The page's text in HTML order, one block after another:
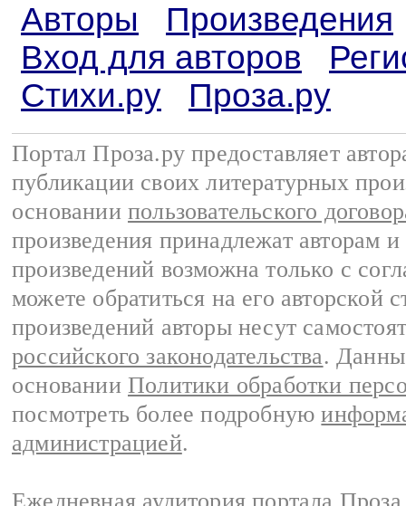
Авторы
Произведения
Вход для авторов
Стихи.ру
Проза.ру
Портал Проза.ру предоставляет
публикации своих литературных
основании пользовательского
произведения принадлежат авторам
произведений возможна только с
можете обратиться на его авторской
произведений авторы несут
российского законодательства.
основании Политики обработки
посмотреть более подробную
администрацией.
Ежедневная аудитория портала